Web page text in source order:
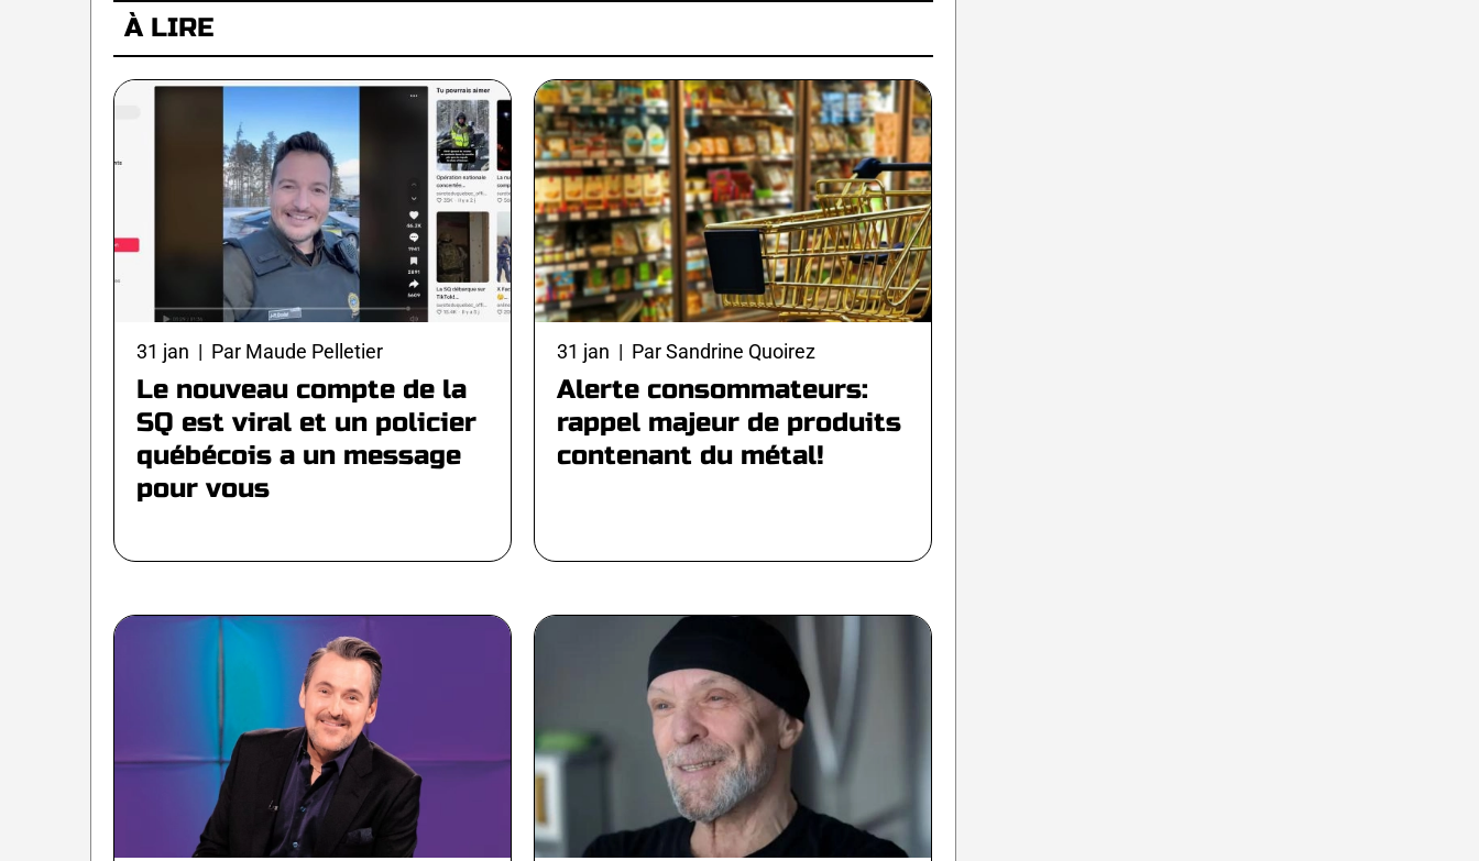
À LIRE
31 jan | Par Maude Pelletier
Le nouveau compte de la
SQ est viral et un policier
québécois a un message
pour vous
31 jan | Par Sandrine Quoirez
Alerte consommateurs:
rappel majeur de produits
contenant du métal!